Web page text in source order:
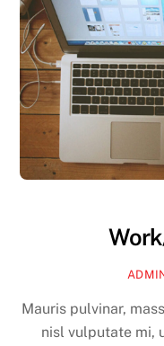
Mauris pulvinar,
nisl vulputate mi,